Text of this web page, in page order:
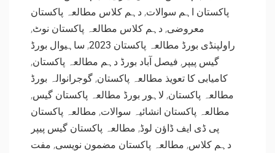
پاکستان اہم سوالات, دہم کلاس مطالعہ پاکستان
معروضی, دہم کلاس مطالعہ پاکستان نوٹ,
راولپنڈی بورڈ مطالعہ پاکستان 2023
, ساہیوال بورڈ
گیس پیپر , فیصل آباد بورڈ دہم مطالعہ پاکستان,
کامیابی کا تعویذ مطالعہ پاکستان, گوجرانوالہ بورڈ
مطالعہ پاکستان, لاہور بورڈ مطالعہ پاکستان گیس,
مطالعہ پاکستان انشائیہ سوالات, مطالعہ پاکستان
پی ڈی ایف ڈاؤن لوڈ, مطالعہ پاکستان گیس پیپر
دہم کلاس, مطالعہ پاکستان مضمون نویسی, مفت